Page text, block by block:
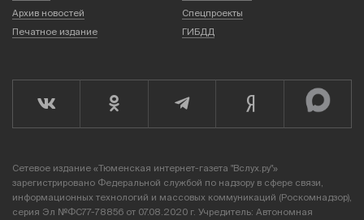
Архив новостей
Спецпроекты
Печатное издание
ГИБДД
Сетевое издание «Тюменская интернет-газета "Вслух.ру"»
зарегистрировано Федеральной службой по надзору в сфере связи,
информационных технологий и массовых коммуникаций (Роскомнадзор),
серия Эл №ФС77-78856 от 07.08.2020 г. Учредитель: Автономная